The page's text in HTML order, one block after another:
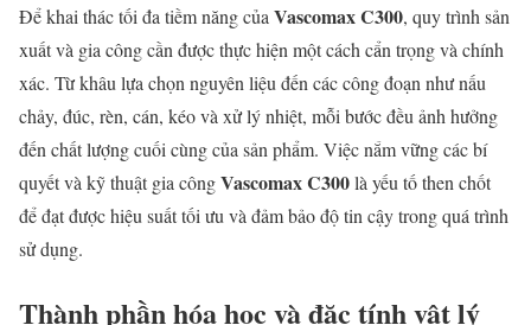
Để khai thác tối đa tiềm năng của Vascomax C300, quy trình sản
xuất và gia công cần được thực hiện một cách cẩn trọng và chính
xác. Từ khâu lựa chọn nguyên liệu đến các công đoạn như nấu
chảy, đúc, rèn, cán, kéo và xử lý nhiệt, mỗi bước đều ảnh hưởng
đến chất lượng cuối cùng của sản phẩm. Việc nắm vững các bí
quyết và kỹ thuật gia côngVascomax C300là yếu tố then chốt
để đạt được hiệu suất tối ưu và đảm bảo độ tin cậy trong quá trình
sử dụng.
Thành phần hóa học và đặc tính vật lý